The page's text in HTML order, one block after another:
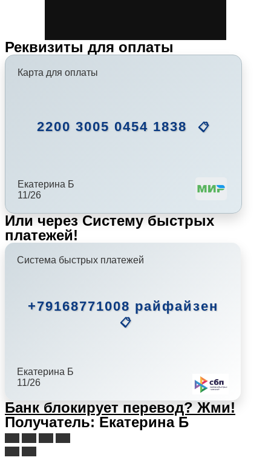
Реквизиты для оплаты
Карта для оплаты
2200 3005 0454 1838 📋
Екатерина Б
11/26
Или через Систему быстрых
платежей!
Система быстрых платежей
+79168771008 райфайзен
📋
Екатерина Б
11/26
Банк блокирует перевод? Жми!
Получатель: Екатерина Б